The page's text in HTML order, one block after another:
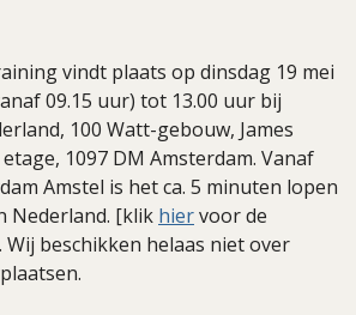
vindt plaats op dinsdag 19 mei
09.15 uur) tot 13.00 uur bij
100 Watt-gebouw, James
1097 DM Amsterdam. Vanaf
Amstel is het ca. 5 minuten lopen
Nederland. [klik hiervoor de
beschikken helaas niet over